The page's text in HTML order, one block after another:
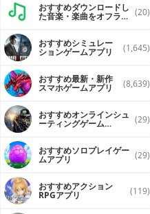
おすすめダウンロードし
た音楽・楽曲をオフライ (20)
おすすめシミュレー
ションゲームアプリ (1,645)
おすすめ最新・新作
スマホゲームアプリ (8,639)
おすすめオンラインシュ
ーティングゲーム (29)
おすすめソロプレイゲー
ムアプリ (29)
おすすめアクション
RPGアプリ (119)